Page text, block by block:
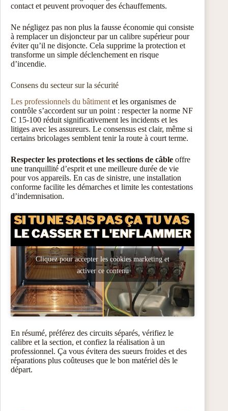
contact et peuvent provoquer des échauffements.
Ne négligez pas non plus la fausse économie qui consiste
à remplacer un disjoncteur par un calibre supérieur pour
éviter qu’il ne disjoncte. Cela supprime la protection et
transforme un simple déclenchement en risque
d’incendie.
Consens du secteur sur la sécurité
Les professionnels du bâtiment et les organismes de
contrôle s’accordent sur un point : respecter la norme NF
C 15-100 réduit significativement les incidents et les
litiges avec les assureurs. Le consensus est clair, même si
certains bricolages semblent tenir la route à court terme.
Respecter les protections et les sections de câble offre
une tranquillité d’esprit et une meilleure durée de vie
pour vos appareils. En cas de sinistre, une installation
conforme facilite les démarches et limite les contestations
d’indemnisation.
Cliquez pour accepter les cookies marketing et
activer ce contenu
En résumé, préférez des circuits séparés, vérifiez le
calibre et la section, et confiez la réalisation à un
professionnel. Ça vous évitera des sueurs froides et des
réparations plus coûteuses que le bon matériel dès le
départ.